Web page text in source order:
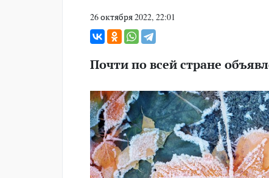
26 октября 2022, 22:01
Почти по всей стране